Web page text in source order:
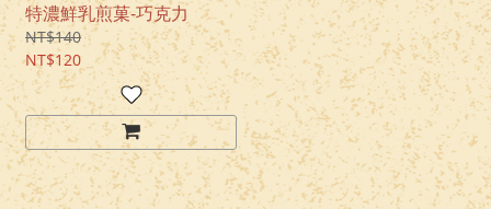
特濃鮮乳煎菓-巧克力
NT$140
NT$120